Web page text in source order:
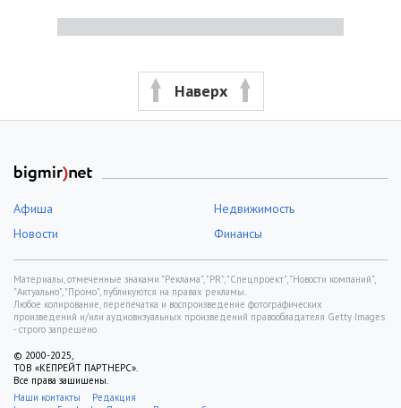
Наверх
Афиша
Недвижимость
Новости
Финансы
Материалы, отмеченные знаками "Реклама", "PR", "Спецпроект", "Новости компаний",
"Актуально", "Промо", публикуются на правах рекламы.
Любое копирование, перепечатка и воспроизведение фотографических
произведений и/или аудиовизуальных произведений правообладателя Getty Images
- строго запрещено.
© 2000-2025,
ТОВ «КЕПРЕЙТ ПАРТНЕРС».
Все права защищены.
Наши контакты
Редакция